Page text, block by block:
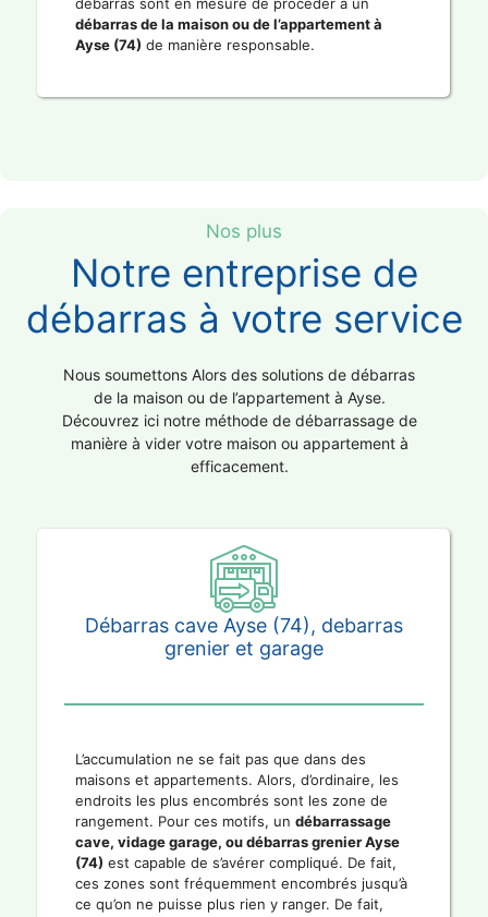
débarras de la maison ou de l’appartement à
Ayse (74) de manière responsable.
Nos plus
Notre entreprise de
débarras à votre service
Nous soumettons Alors des solutions de débarras
de la maison ou de l’appartement à Ayse.
Découvrez ici notre méthode de débarrassage de
manière à vider votre maison ou appartement à
efficacement.
Débarras cave Ayse (74), debarras
grenier et garage
L’accumulation ne se fait pas que dans des
maisons et appartements. Alors, d’ordinaire, les
endroits les plus encombrés sont les zone de
rangement. Pour ces motifs, un débarrassage
cave, vidage garage, ou débarras grenier Ayse
(74) est capable de s’avérer compliqué. De fait,
ces zones sont fréquemment encombrés jusqu’à
ce qu’on ne puisse plus rien y ranger. De fait,